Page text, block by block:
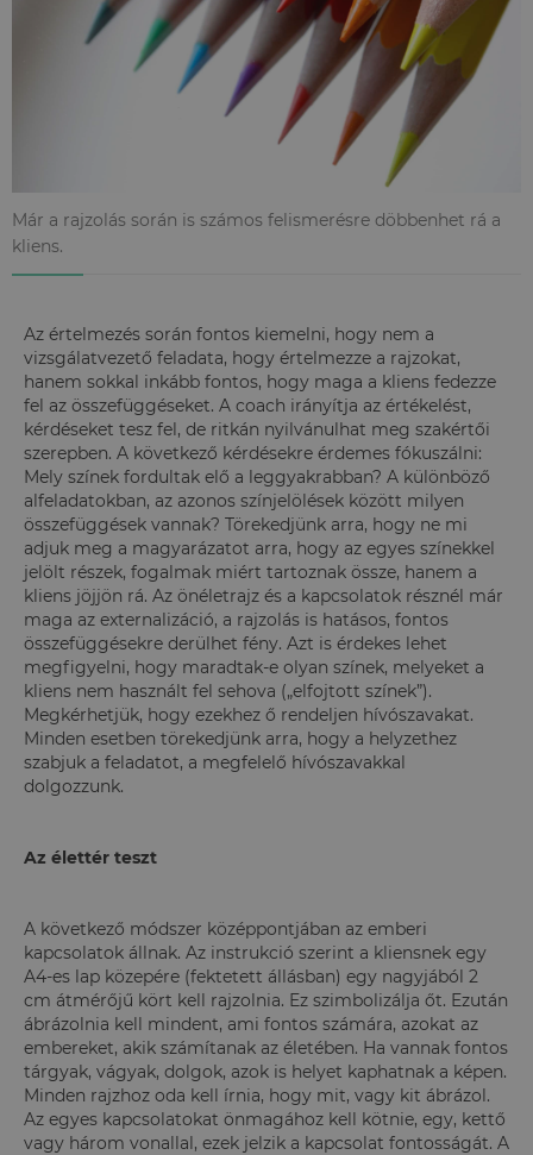
Már a rajzolás során is számos felismerésre döbbenhet rá a
kliens.
Az értelmezés során fontos kiemelni, hogy nem a
vizsgálatvezető feladata, hogy értelmezze a rajzokat,
hanem sokkal inkább fontos, hogy maga a kliens fedezze
fel az összefüggéseket. A coach irányítja az értékelést,
kérdéseket tesz fel, de ritkán nyilvánulhat meg szakértői
szerepben. A következő kérdésekre érdemes fókuszálni:
Mely színek fordultak elő a leggyakrabban? A különböző
alfeladatokban, az azonos színjelölések között milyen
összefüggések vannak? Törekedjünk arra, hogy ne mi
adjuk meg a magyarázatot arra, hogy az egyes színekkel
jelölt részek, fogalmak miért tartoznak össze, hanem a
kliens jöjjön rá. Az önéletrajz és a kapcsolatok résznél már
maga az externalizáció, a rajzolás is hatásos, fontos
összefüggésekre derülhet fény. Azt is érdekes lehet
megfigyelni, hogy maradtak-e olyan színek, melyeket a
kliens nem használt fel sehova („elfojtott színek”).
Megkérhetjük, hogy ezekhez ő rendeljen hívószavakat.
Minden esetben törekedjünk arra, hogy a helyzethez
szabjuk a feladatot, a megfelelő hívószavakkal
dolgozzunk.
Az élettér teszt
A következő módszer középpontjában az emberi
kapcsolatok állnak. Az instrukció szerint a kliensnek egy
A4-es lap közepére (fektetett állásban) egy nagyjából 2
cm átmérőjű kört kell rajzolnia. Ez szimbolizálja őt. Ezután
ábrázolnia kell mindent, ami fontos számára, azokat az
embereket, akik számítanak az életében. Ha vannak fontos
tárgyak, vágyak, dolgok, azok is helyet kaphatnak a képen.
Minden rajzhoz oda kell írnia, hogy mit, vagy kit ábrázol.
Az egyes kapcsolatokat önmagához kell kötnie, egy, kettő
vagy három vonallal, ezek jelzik a kapcsolat fontosságát. A